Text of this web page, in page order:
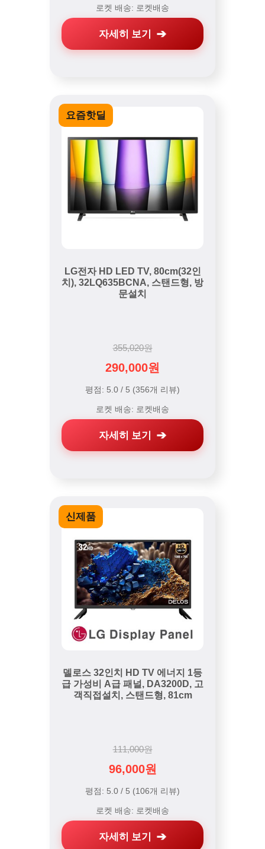
로켓 배송: 로켓배송
자세히 보기
요즘핫딜
LG전자 HD LED TV, 80cm(32인
치), 32LQ635BCNA, 스탠드형, 방
문설치
355,020원
290,000원
평점: 5.0 / 5 (356개 리뷰)
로켓 배송: 로켓배송
자세히 보기
신제품
델로스 32인치 HD TV 에너지 1등
급 가성비 A급 패널, DA3200D, 고
객직접설치, 스탠드형, 81cm
111,000원
96,000원
평점: 5.0 / 5 (106개 리뷰)
로켓 배송: 로켓배송
자세히 보기